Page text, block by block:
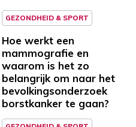
GEZONDHEID & SPORT
Hoe werkt een
mammografie en
waarom is het zo
belangrijk om naar het
bevolkingsonderzoek
borstkanker te gaan?